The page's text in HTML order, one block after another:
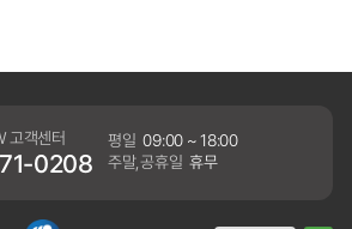
고객센터
0208
평일 09:00 ~ 18:00
주말,공휴일 휴무